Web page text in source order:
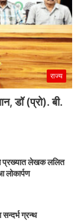
राज्य
डॉ (प्रो). बी.
प्रख्यात लेखक ललित
लोकार्पण
सन्दर्भ ग्रन्थ